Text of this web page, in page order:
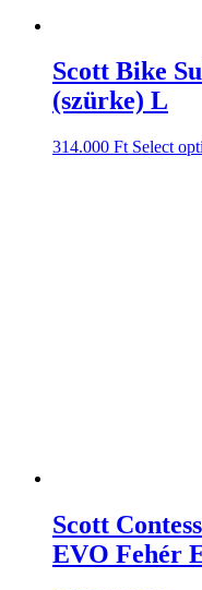
Scott Bike
(szürke) L
314.000 Ft Select
Scott
EVO Fehér